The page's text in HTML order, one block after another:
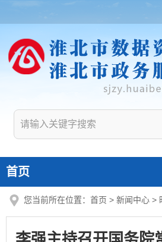
首页
您当前所在位置： 首页 > 新闻中心 >